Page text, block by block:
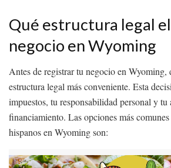
Qué estructura legal
negocio en Wyoming
Antes de registrar tu negocio en Wyoming,
estructura legal más conveniente. Esta
impuestos, tu responsabilidad personal y tu
financiamiento. Las opciones más
hispanos en Wyoming son: